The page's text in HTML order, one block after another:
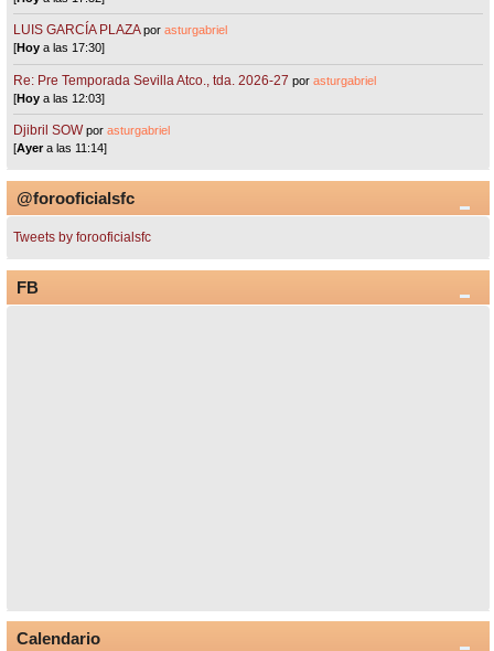
LUIS GARCÍA PLAZA porasturgabriel
[Hoy a las 17:30]
Re: Pre Temporada Sevilla Atco., tda. 2026-27 porasturgabriel
[Hoy a las 12:03]
Djibril SOW porasturgabriel
[Ayera las 11:14]
@forooficialsfc
Tweets by forooficialsfc
FB
Calendario